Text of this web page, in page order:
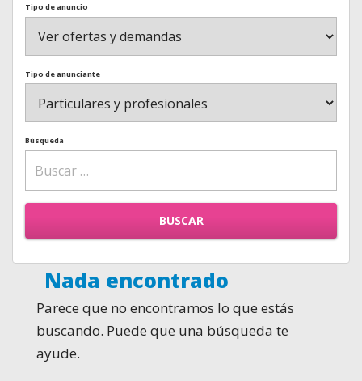
Tipo de anuncio
Tipo de anunciante
Búsqueda
BUSCAR
Nada encontrado
Parece que no encontramos lo que estás
buscando. Puede que una búsqueda te
ayude.